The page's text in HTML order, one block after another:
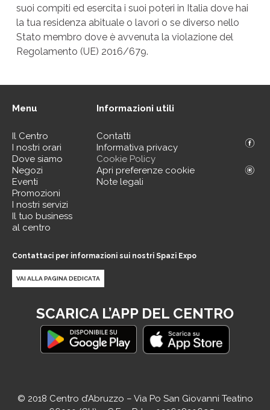
suoi compiti ed esercita i suoi poteri in Italia dove hai
la tua residenza abituale o lavori o se diverso nello
Stato membro dove è avvenuta la violazione del
Regolamento (UE) 2016/679.
Menu
Il Centro
I nostri orari
Dove siamo
Negozi
Eventi
Promozioni
I nostri servizi
Il tuo business
al centro
Informazioni utili
Contatti
Informativa privacy
Cookie Policy
Apri preferenze cookie
Note legali
Contattaci per informazioni sui nostri Spazi Expo
VAI ALLA PAGINA DEDICATA
SCARICA L’APP DEL CENTRO
© 2018 Centro d’Abruzzo – Via Po San Giovanni Teatino